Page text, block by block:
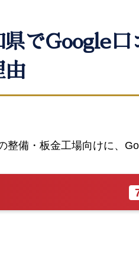
県でGoogle
由
整備・板金工場向けに、